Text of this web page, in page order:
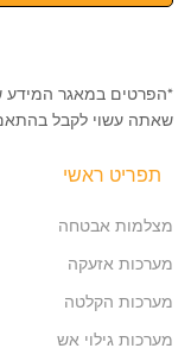
*הפרטים במאגר המידע
שאתה עשוי לקבל
תפריט ראשי
מצלמות אבטחה
מערכות אזעקה
מערכות הקלטה
מערכות גילוי אש